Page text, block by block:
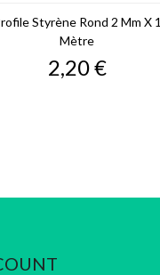
Styrène Rond 2 Mm X 1
Mètre
Prix
2,20 €